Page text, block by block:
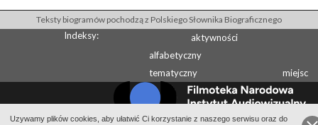
Uzywamy plików cookies, aby ułatwić Ci korzystanie z naszego serwisu oraz do
Teksty biogramów pochodzą z Polskiego Słownika Biograficznego
Indeksy:
aktywności
alfabetyczny
tematyczny
miejsc